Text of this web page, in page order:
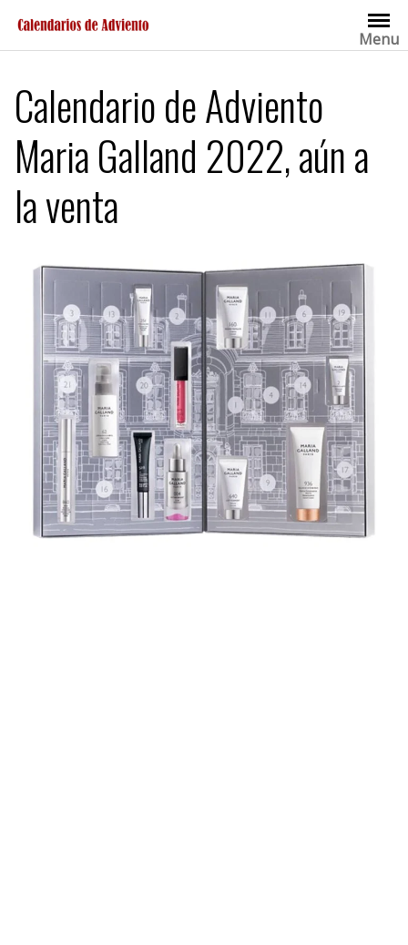
contenido
Menu
Calendario de Adviento
Maria Galland 2022, aún a
la venta